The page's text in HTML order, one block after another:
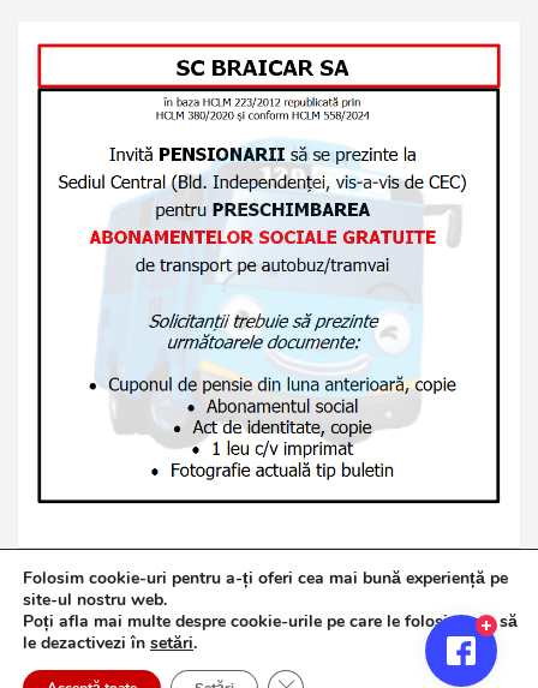
Copyright © 2026Jurnalul de Brăila
Politică de confidențialitate
Theme Horse
Folosim cookie-uri pentru a-ți oferi cea mai bună experiență pe
site-ul nostru web.
Poți afla mai multe despre cookie-urile pe care le folosim sau să
le dezactivezi în setări.
Close GDPR Cookie Banner